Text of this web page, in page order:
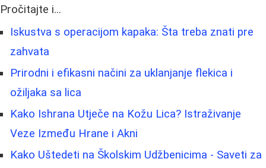
Pročitajte i...
Iskustva s operacijom kapaka: Šta treba znati pre
zahvata
Prirodni i efikasni načini za uklanjanje flekica i
ožiljaka sa lica
Kako Ishrana Utječe na Kožu Lica? Istraživanje
Veze Između Hrane i Akni
Kako Uštedeti na Školskim Udžbenicima - Saveti za